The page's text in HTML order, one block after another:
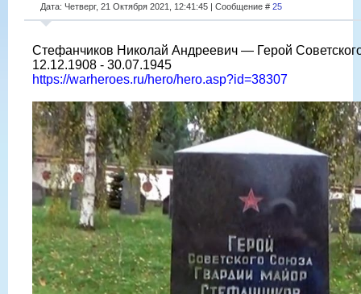
Дата: Четверг, 21 Октября 2021, 12:41:45 | Сообщение # 25
Стефанчиков Николай Андреевич — Герой
12.12.1908 - 30.07.1945
https://warheroes.ru/hero/hero.asp?id=38307